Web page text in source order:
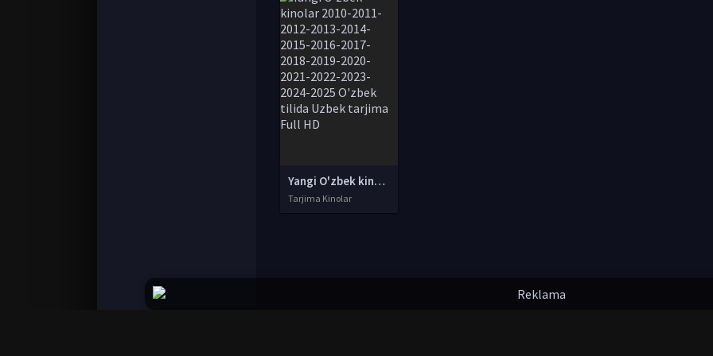
Yangi O'zbek kinolar 2010-2011-2012-2013-2014-2015-2016-2017-2018-2019-2020-2021-2022-2023-2024-2025 O'zbek tilida Uzbek tarjima Full HD
Tarjima Kinolar